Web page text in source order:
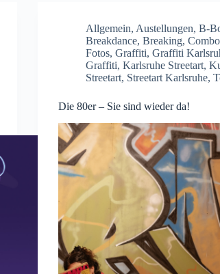
Allgemein, Austellungen,B-
Breakdance,Breaking,Combo
Fotos,Graffiti,Graffiti
Graffiti,Karlsruhe Streetart,
Streetart, Streetart Karlsruhe,
Die 80er – Sie sind wieder da!